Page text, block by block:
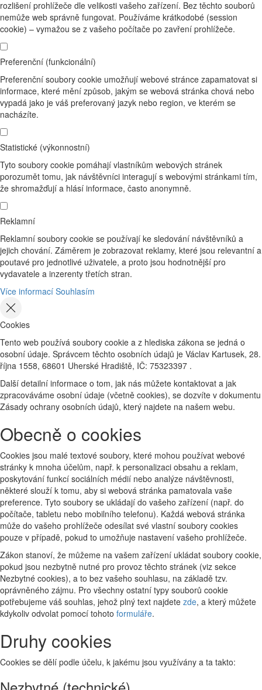
rozlišení prohlížeče dle velikosti vašeho zařízení. Bez těchto souborů
nemůže web správně fungovat. Používáme krátkodobé (session
cookie) – vymažou se z vašeho počítače po zavření prohlížeče.
Preferenční (funkcionální)
Preferenční soubory cookie umožňují webové stránce zapamatovat si
informace, které mění způsob, jakým se webová stránka chová nebo
vypadá jako je váš preferovaný jazyk nebo region, ve kterém se
nacházíte.
Statistické (výkonnostní)
Tyto soubory cookie pomáhají vlastníkům webových stránek
porozumět tomu, jak návštěvníci interagují s webovými stránkami tím,
že shromažďují a hlásí informace, často anonymně.
Reklamní
Reklamní soubory cookie se používají ke sledování návštěvníků a
jejich chování. Záměrem je zobrazovat reklamy, které jsou relevantní a
poutavé pro jednotlivé uživatele, a proto jsou hodnotnější pro
vydavatele a inzerenty třetích stran.
Více informací Souhlasím
Cookies
Tento web používá soubory cookie a z hlediska zákona se jedná o
osobní údaje. Správcem těchto osobních údajů je Václav Kartusek, 28.
října 1558, 68601 Uherské Hradiště, IČ: 75323397 .
Další detailní informace o tom, jak nás můžete kontaktovat a jak
zpracováváme osobní údaje (včetně cookies), se dozvíte v dokumentu
Zásady ochrany osobních údajů, který najdete na našem webu.
Obecně o cookies
Cookies jsou malé textové soubory, které mohou používat webové
stránky k mnoha účelům, např. k personalizaci obsahu a reklam,
poskytování funkcí sociálních médií nebo analýze návštěvnosti,
některé slouží k tomu, aby si webová stránka pamatovala vaše
preference. Tyto soubory se ukládají do vašeho zařízení (např. do
počítače, tabletu nebo mobilního telefonu). Každá webová stránka
může do vašeho prohlížeče odesílat své vlastní soubory cookies
pouze v případě, pokud to umožňuje nastavení vašeho prohlížeče.
Zákon stanoví, že můžeme na vašem zařízení ukládat soubory cookie,
pokud jsou nezbytně nutné pro provoz těchto stránek (viz sekce
Nezbytné cookies), a to bez vašeho souhlasu, na základě tzv.
oprávněného zájmu. Pro všechny ostatní typy souborů cookie
potřebujeme váš souhlas, jehož plný text najdete zde, a který můžete
kdykoliv odvolat pomocí tohoto formuláře.
Druhy cookies
Cookies se dělí podle účelu, k jakému jsou využívány a ta takto: